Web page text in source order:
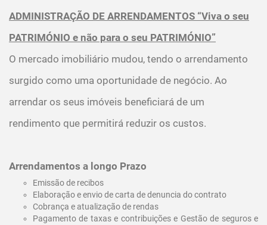
ADMINISTRAÇÃO DE ARRENDAMENTOS “Viva o seu
PATRIMÓNIO e não para o seu PATRIMÓNIO”
O mercado imobiliário mudou, tendo o arrendamento
surgido como uma oportunidade de negócio. Ao
arrendar os seus imóveis beneficiará de um
rendimento que permitirá reduzir os custos.
Arrendamentos a longo Prazo
Emissão de recibos
Elaboração e envio de carta de denuncia do contrato
Cobrança e atualização de rendas
Pagamento de taxas e contribuições e Gestão de seguros e